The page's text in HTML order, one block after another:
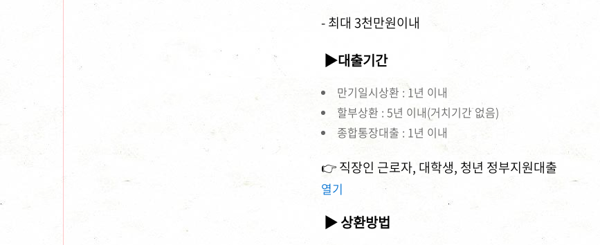
- 최대 3천만원이내
▶대출기간
만기일시상환 : 1년 이내
할부상환 : 5년 이내(거치기간 없음)
종합통장대출 : 1년 이내
👉 직장인 근로자, 대학생, 청년 정부지원대출
열기
▶ 상환방법